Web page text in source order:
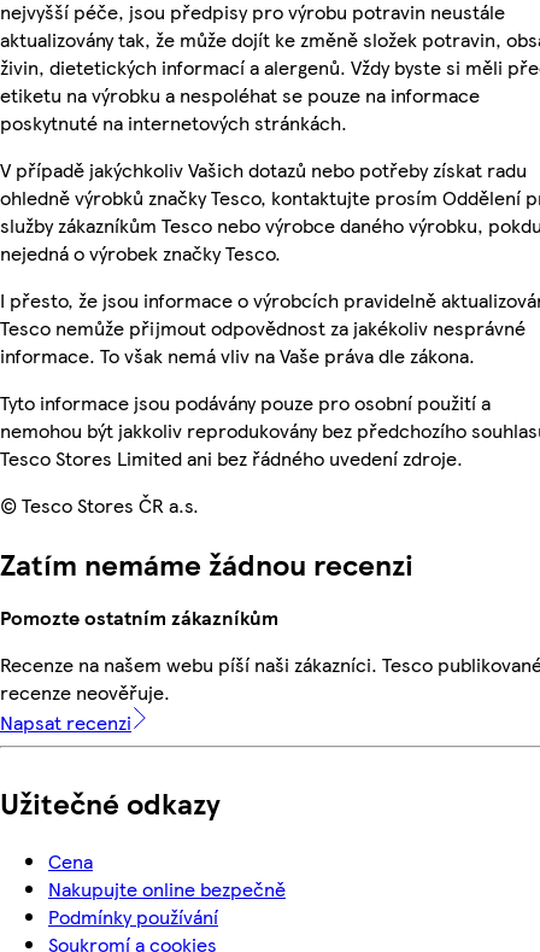
nejvyšší péče, jsou předpisy pro výrobu potravin neustále
aktualizovány tak, že může dojít ke změně složek potravin,
živin, dietetických informací a alergenů. Vždy byste si měli
etiketu na výrobku a nespoléhat se pouze na informace
poskytnuté na internetových stránkách.
V případě jakýchkoliv Vašich dotazů nebo potřeby získat radu
ohledně výrobků značky Tesco, kontaktujte prosím Oddělení
služby zákazníkům Tesco nebo výrobce daného výrobku,
nejedná o výrobek značky Tesco.
I přesto, že jsou informace o výrobcích pravidelně
Tesco nemůže přijmout odpovědnost za jakékoliv nesprávné
informace. To však nemá vliv na Vaše práva dle zákona.
Tyto informace jsou podávány pouze pro osobní použití a
nemohou být jakkoliv reprodukovány bez předchozího
Tesco Stores Limited ani bez řádného uvedení zdroje.
© Tesco Stores ČR a.s.
Zatím nemáme žádnou recenzi
Pomozte ostatním zákazníkům
Recenze na našem webu píší naši zákazníci. Tesco
recenze neověřuje.
Napsat recenzi
Užitečné odkazy
Cena
Nakupujte online bezpečně
Podmínky používání
Soukromí a cookies